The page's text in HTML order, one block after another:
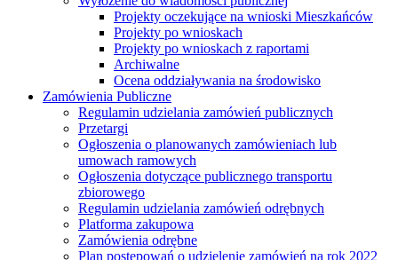
Projekty oczekujące na wnioski Mieszkańców
Projekty po wnioskach
Projekty po wnioskach z raportami
Archiwalne
Ocena oddziaływania na środowisko
Zamówienia Publiczne
Regulamin udzielania zamówień publicznych
Przetargi
Ogłoszenia o planowanych zamówieniach lub
umowach ramowych
Ogłoszenia dotyczące publicznego transportu
zbiorowego
Regulamin udzielania zamówień odrębnych
Platforma zakupowa
Zamówienia odrębne
Plan postępowań o udzielenie zamówień na rok 2022